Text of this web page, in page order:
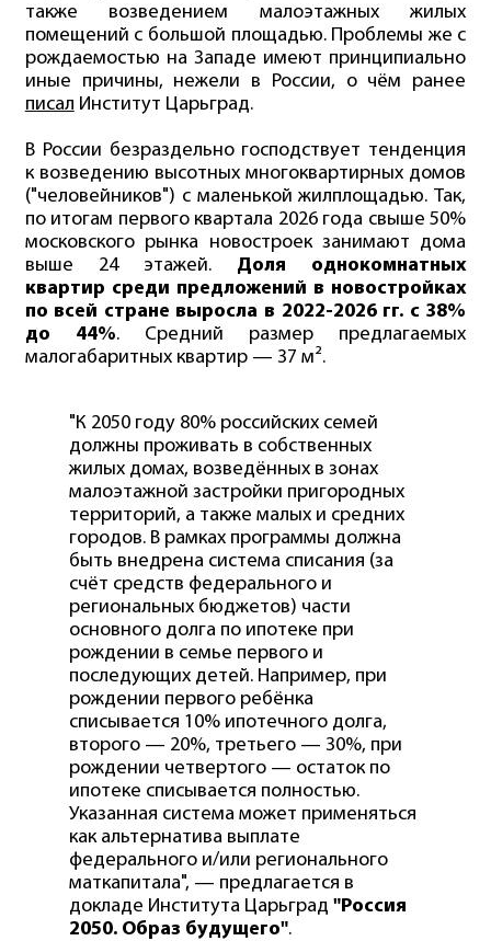
также возведением малоэтажных жилых
помещений с большой площадью. Проблемы же с
рождаемостью на Западе имеют принципиально
иные причины, нежели в России, о чём ранее
писал Институт Царьград.
В России безраздельно господствует тенденция
к возведению высотных многоквартирных домов
("человейников") с маленькой жилплощадью. Так,
по итогам первого квартала 2026 года свыше 50%
московского рынка новостроек занимают дома
выше 24 этажей. Доля однокомнатных
квартир среди предложений в новостройках
по всей стране выросла в 2022-2026 гг. с 38%
до 44%. Средний размер предлагаемых
малогабаритных квартир — 37 м².
"К 2050 году 80% российских семей
должны проживать в собственных
жилых домах, возведённых в зонах
малоэтажной застройки пригородных
территорий, а также малых и средних
городов. В рамках программы должна
быть внедрена система списания (за
счёт средств федерального и
региональных бюджетов) части
основного долга по ипотеке при
рождении в семье первого и
последующих детей. Например, при
рождении первого ребёнка
списывается 10% ипотечного долга,
второго — 20%, третьего — 30%, при
рождении четвертого — остаток по
ипотеке списывается полностью.
Указанная система может применяться
как альтернатива выплате
федерального и/или регионального
маткапитала", — предлагается в
докладе Института Царьград "Россия
2050. Образ будущего".